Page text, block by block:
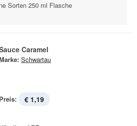
Sorten 250 ml Flasche
Caramel
Schwartau
Preis: € 1,19